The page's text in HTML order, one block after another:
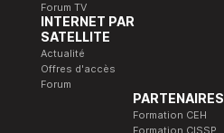
Forum TV
INTERNET PAR
SATELLITE
Actualité
Offres d'accès
Forum
PARTENAIRES
Formation CEH